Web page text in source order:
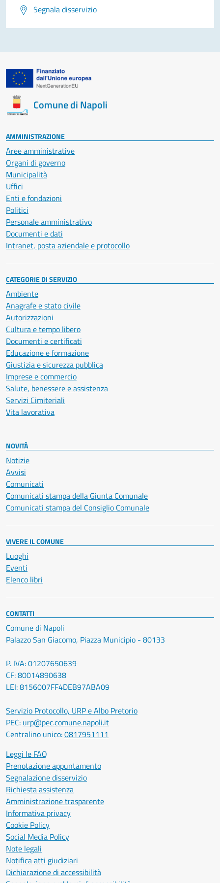
Segnala disservizio
Comune di Napoli
AMMINISTRAZIONE
Aree amministrative
Organi di governo
Municipalità
Uffici
Enti e fondazioni
Politici
Personale amministrativo
Documenti e dati
Intranet, posta aziendale e protocollo
CATEGORIE DI SERVIZIO
Ambiente
Anagrafe e stato civile
Autorizzazioni
Cultura e tempo libero
Documenti e certificati
Educazione e formazione
Giustizia e sicurezza pubblica
Imprese e commercio
Salute, benessere e assistenza
Servizi Cimiteriali
Vita lavorativa
NOVITÀ
Notizie
Avvisi
Comunicati
Comunicati stampa della Giunta Comunale
Comunicati stampa del Consiglio Comunale
VIVERE IL COMUNE
Luoghi
Eventi
Elenco libri
CONTATTI
Comune di Napoli
Palazzo San Giacomo, Piazza Municipio - 80133
P. IVA: 01207650639
CF: 80014890638
LEI: 8156007FF4DEB97ABA09
Servizio Protocollo, URP e Albo Pretorio
PEC: urp@pec.comune.napoli.it
Centralino unico:0817951111
Leggi le FAQ
Prenotazione appuntamento
Segnalazione disservizio
Richiesta assistenza
Amministrazione trasparente
Informativa privacy
Cookie Policy
Social Media Policy
Note legali
Notifica atti giudiziari
Dichiarazione di accessibilità